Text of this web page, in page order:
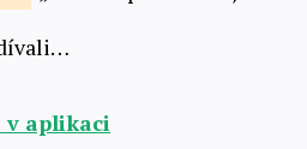
v aplikaci